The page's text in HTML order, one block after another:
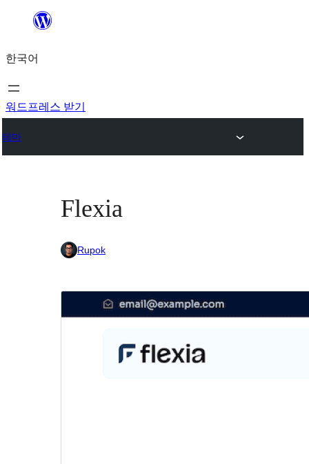
츠
로
바
가
한국어
워드프레스 받기
테마
Flexia
Rupok